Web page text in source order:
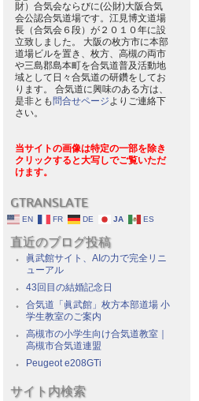
財）合気会ならびに(公財)大阪合気
会公認合気道場です。江見博文道場
長（合気会６段）が２０１０年に設
立致しました。 大阪の枚方市に本部
道場ビルを置き、枚方、高槻の両市
や三島郡島本町を合気道普及活動地
域として日々合気道の研鑽をしてお
ります。 合気道に興味のある方は、
是非とも 問合せページよりご連絡下
さい。
当サイトの画像は特定の一部を除き
クリックすると大写しでご覧いただ
けます。
GTRANSLATE
EN FR DE JA ES
直近のブログ投稿
眞武館サイト、AIの力で完全リニ
ューアル
43回目の結婚記念日
合気道「眞武館」枚方本部道場 小
学生教室のご案内
高槻市の小学生向け合気道教室｜
高槻市合気道連盟
Peugeot e208GTi
サイト内検索